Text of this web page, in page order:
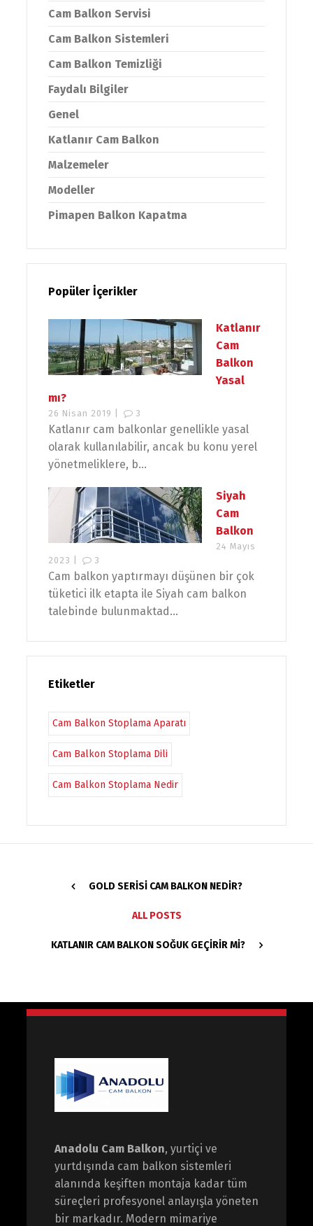
Cam Balkon Servisi
Cam Balkon Sistemleri
Cam Balkon Temizliği
Faydalı Bilgiler
Genel
Katlanır Cam Balkon
Malzemeler
Modeller
Pimapen Balkon Kapatma
Popüler İçerikler
Katlanır
Cam
Balkon
Yasal
mı?
26 Nisan 2019 | 3
Katlanır cam balkonlar genellikle yasal
olarak kullanılabilir, ancak bu konu yerel
yönetmeliklere, b...
Siyah
Cam
Balkon
24 Mayıs
2023 |
3
Cam balkon yaptırmayı düşünen bir çok
tüketici ilk etapta ile Siyah cam balkon
talebinde bulunmaktad...
Etiketler
Cam Balkon Stoplama Aparatı
Cam Balkon Stoplama Dili
Cam Balkon Stoplama Nedir
GOLD SERISI CAM BALKON NEDIR?
ALL POSTS
KATLANIR CAM BALKON SOĞUK GEÇIRIR MI?
Anadolu Cam Balkon, yurtiçi ve
yurtdışında cam balkon sistemleri
alanında keşiften montaja kadar tüm
süreçleri profesyonel anlayışla yöneten
bir markadır. Modern mimariye